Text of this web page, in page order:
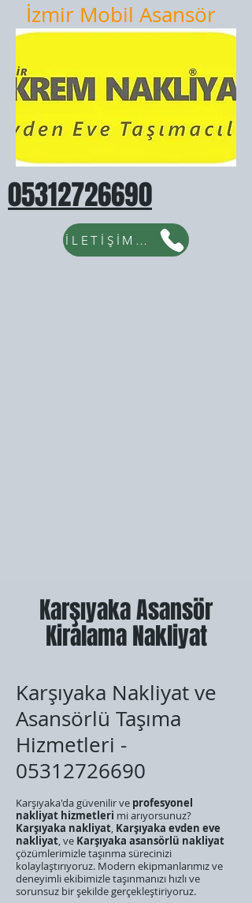
İzmir Mobil Asansör
05312726690
İLETİŞİM İÇİN TIKLAYINIZ...
Karşıyaka Asansör
Kiralama Nakliyat
Karşıyaka Nakliyat ve
Asansörlü Taşıma
Hizmetleri -
05312726690
Karşıyaka'da güvenilir ve profesyonel
nakliyat hizmetleri mi arıyorsunuz?
Karşıyaka nakliyat, Karşıyaka evden eve
nakliyat, ve Karşıyaka asansörlü nakliyat
çözümlerimizle taşınma sürecinizi
kolaylaştırıyoruz. Modern ekipmanlarımız ve
deneyimli ekibimizle taşınmanızı hızlı ve
sorunsuz bir şekilde gerçekleştiriyoruz.